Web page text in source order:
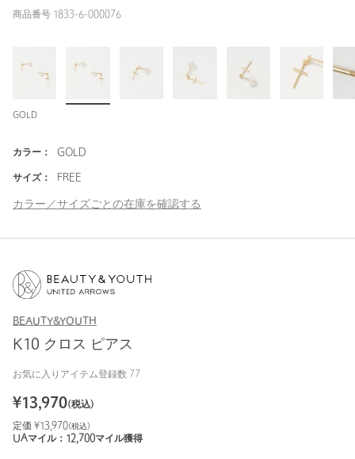
商品番号 1833-6-000076
GOLD
カラー： GOLD
サイズ： FREE
カラー／サイズごとの在庫を確認する
BEAUTY&YOUTH
K10 クロス ピアス
お気に入りアイテム登録数 77
¥13,970(税込)
定価 ¥13,970(税込)
UAマイル： 12,700マイル獲得